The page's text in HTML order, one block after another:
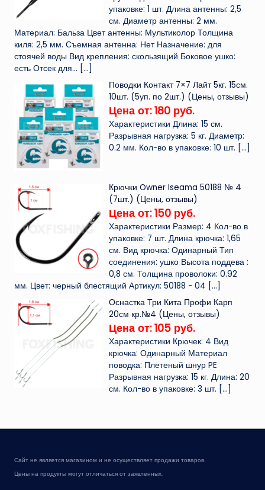
упаковке: 1 шт. Длина антенны: 2,5
см. Диаметр антенны: 2 мм.
Материал: Бальза Цвет антенны: Мультиколор Толщина
киля: 2,5 мм. Съемная антенна: Нет Назначение: для
стоячей воды Вид крепления: скользящий Боковое ушко:
есть Отсек для... […]
Поводки Контакт 7×7 Лайт 5кг. 15см.
10шт. (5уп. по 2шт.) (Цены, отзывы)
Цена от: 180 руб.
Характеристики Длина: 15 см.
Разрывная нагрузка: 5 кг. Диаметр:
0.2 мм. Кол-во в упаковке: 10 шт. […]
Крючки Owner Iseama 50188 № 4
(7шт.) (Цены, отзывы)
Цена от: 150 руб.
Характеристики Размер: 4 Кол-во в
упаковке: 7 шт. Длина крючка: 1,65
см. Вид крючка: Одинарный Тип
соединения: ушко Высота поддева :
0,8 см. Толщина проволоки: 0.92
мм. Цвет: черный блестящий Артикул: 50188 - 04 […]
Оснастка Три Кита Профи Карп
20см кр.№4 (Цены, отзывы)
Цена от: 105 руб.
Характеристики Крючек: 4 Вид
крючка: Одинарный Материал
поводка: Плетеный шнур PE
Разрывная нагрузка: 15 кг. Длина: 20
см. Кол-во в упаковке: 3 шт. […]
Сайт не является магазином и не осуществляет продажи товаров.
Цены на продукты могут отличаться от заявленных.